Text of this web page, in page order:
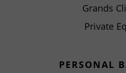
Grands
Private
PERSONAL